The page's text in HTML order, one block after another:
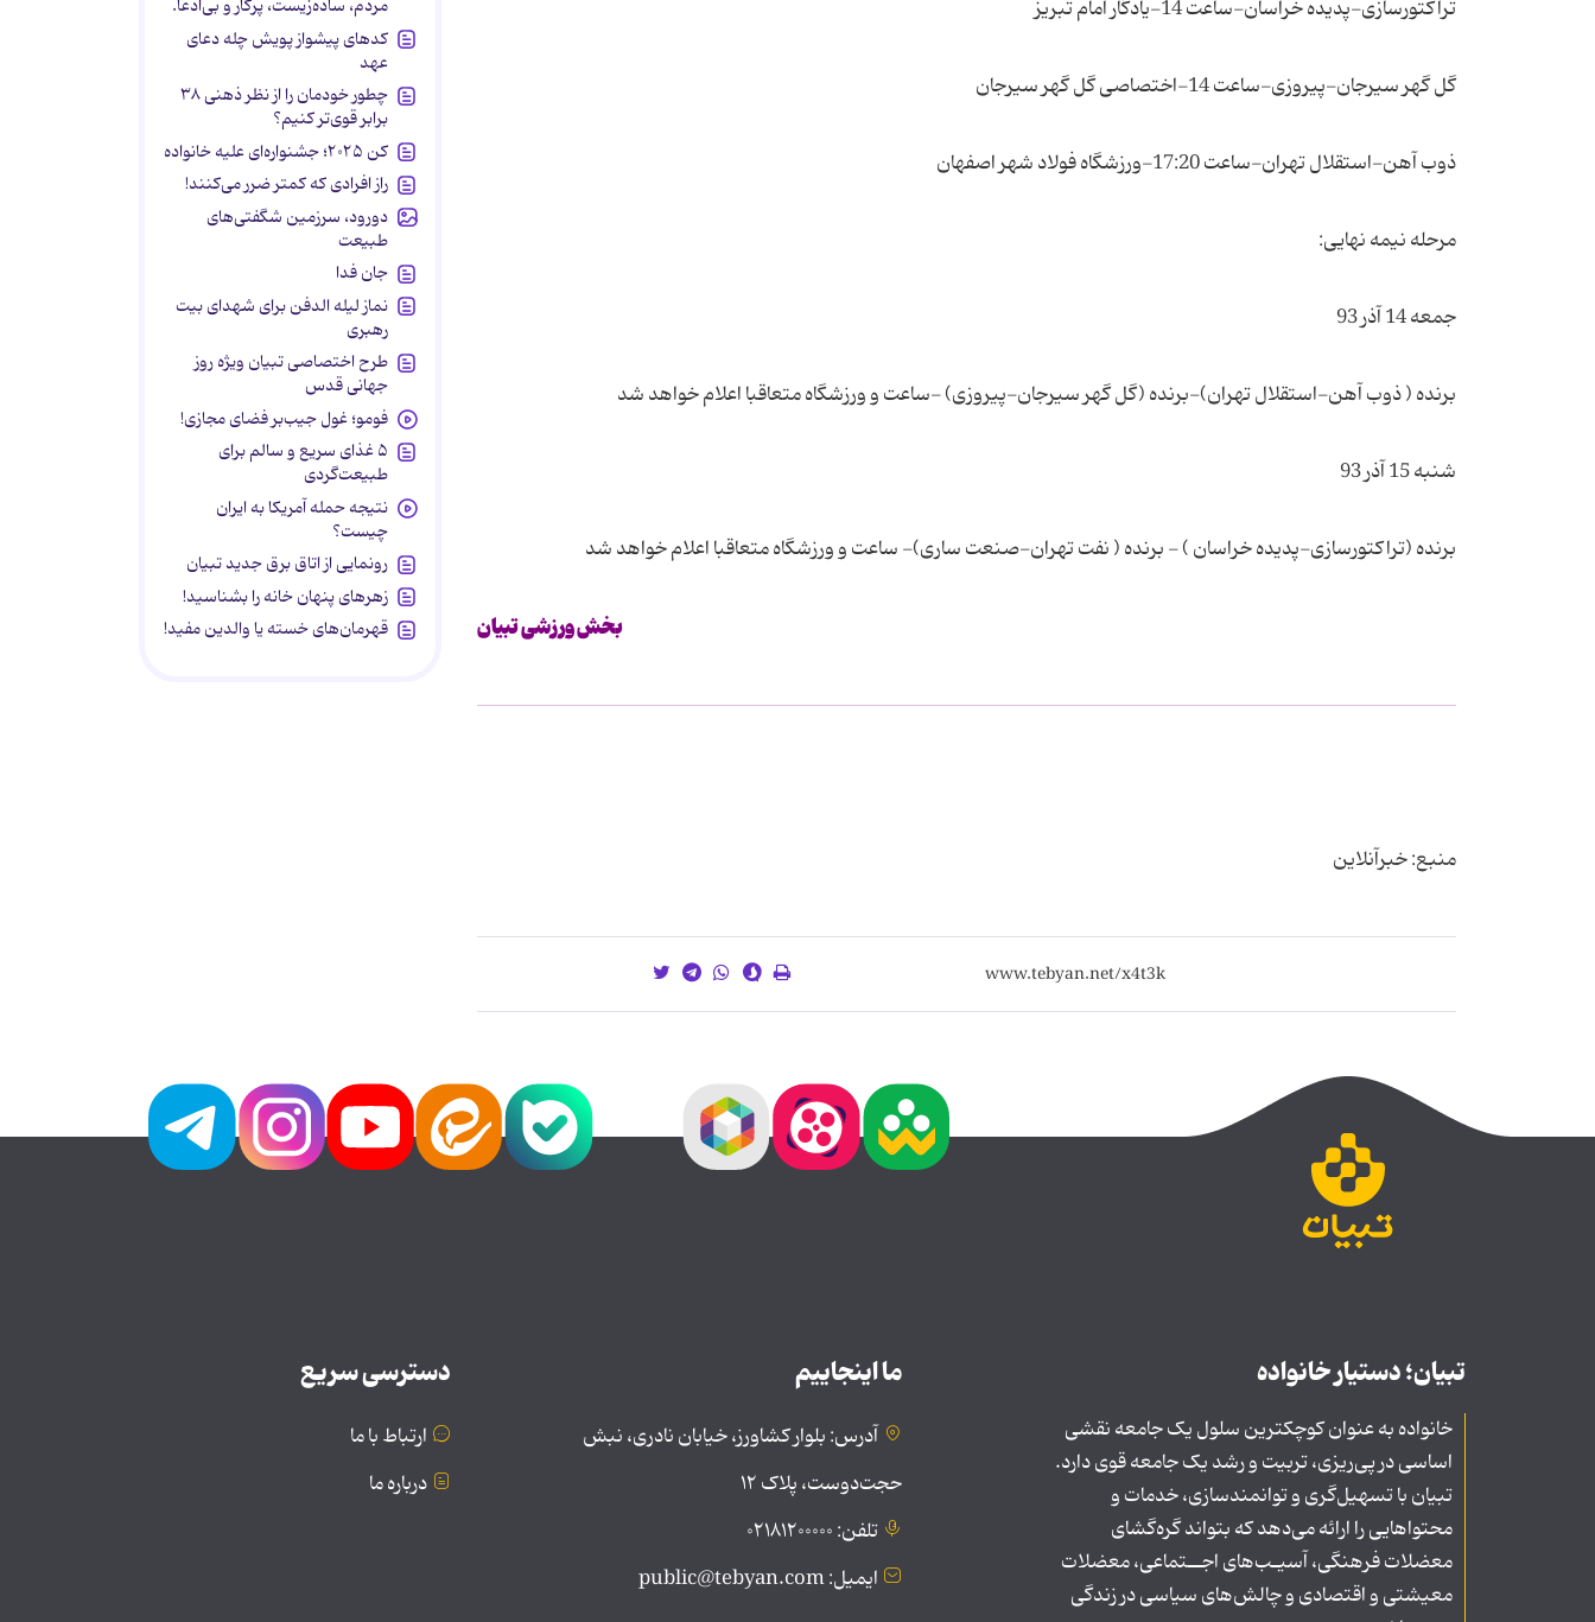
تراکتورسازی-پدیده خراسان-ساعت 14-یادگار امام تبریز
گل گهر سیرجان-پیروزی-ساعت 14-اختصاصی گل گهر سیرجان
ذوب آهن-استقلال تهران-ساعت 17:20-ورزشگاه فولاد شهر اصفهان
مرحله نیمه نهایی:
جمعه 14 آذر 93
برنده ( ذوب آهن-استقلال تهران)-برنده (گل گهر سیرجان-پیروزی) -ساعت و ورزشگاه متعاقبا اعلام خواهد شد
شنبه 15 آذر 93
برنده (تراکتورسازی-پدیده خراسان ) - برنده ( نفت تهران-صنعت ساری)- ساعت و ورزشگاه متعاقبا اعلام خواهد شد
بخش ورزشی تبیان
منبع: خبرآنلاین
مردم، ساده‌زیست، پرکار و بی‌ادعا.
کدهای پیشواز پویش چله دعای
عهد
چطور خودمان را از نظر ذهنی ۳۸
برابر قوی‌تر کنیم؟
کن ۲۰۲۵؛ جشنواره‌ای علیه خانواده
راز افرادی که کمتر ضرر می‌کنند!
دورود، سرزمین شگفتی‌های
طبیعت
جان فدا
نماز لیله الدفن برای شهدای بیت
رهبری
طرح اختصاصی تبیان ویژه روز
جهانی قدس
فومو؛ غول جیب‌بر فضای مجازی!
۵ غذای سریع و سالم برای
طبیعت‌گردی
نتیجه حمله آمریکا به ایران
چیست؟
رونمایی از اتاق برق جدید تبیان
زهرهای پنهان خانه را بشناسید!
قهرمان‌های خسته یا والدین مفید!
تبیان؛ دستیار خانواده
خانواده به عنوان کوچکترین سلول یک جامعه نقشی
اساسی در پی‌ریزی، تربیت و رشد یک جامعه قوی دارد.
تبیان با تسهیل‌گری و توانمندسازی، خدمات و
محتواهایی را ارائه می‌دهد که بتواند گره‌گشای
معضلات فرهنگی، آسیـب‌های اجــتماعی، معضلات
معیشتی و اقتصادی و چالش‌های سیاسی در زندگی
ما اینجاییم
آدرس: بلوار کشاورز، خیابان نادری، نبش
حجت‌دوست، پلاک ۱۲
تلفن: ۰۲۱۸۱۲۰۰۰۰۰
ایمیل: public@tebyan.com
دسترسی سریع
ارتباط با ما
درباره ما